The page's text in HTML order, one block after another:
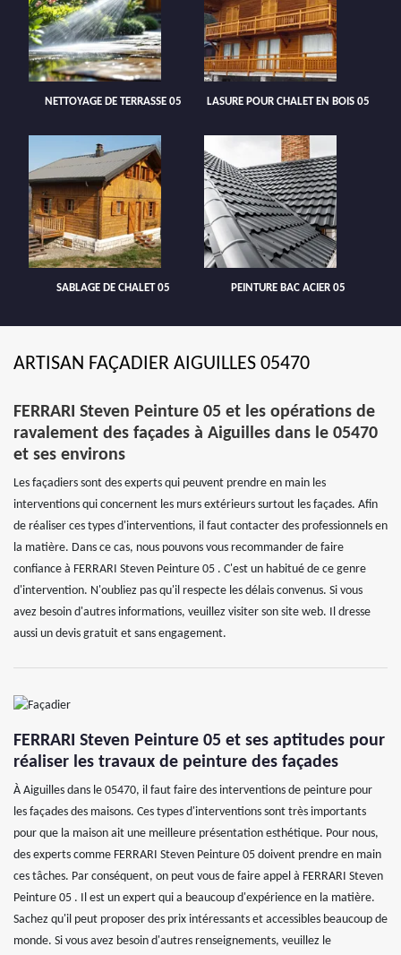
NETTOYAGE DE TERRASSE 05 LASURE POUR CHALET EN BOIS 05
SABLAGE DE CHALET 05 PEINTURE BAC ACIER 05
ARTISAN FAÇADIER AIGUILLES 05470
FERRARI Steven Peinture 05 et les opérations de
ravalement des façades à Aiguilles dans le 05470
et ses environs
Les façadiers sont des experts qui peuvent prendre en main les
interventions qui concernent les murs extérieurs surtout les façades. Afin
de réaliser ces types d'interventions, il faut contacter des professionnels en
la matière. Dans ce cas, nous pouvons vous recommander de faire
confiance à FERRARI Steven Peinture 05 . C'est un habitué de ce genre
d'intervention. N'oubliez pas qu'il respecte les délais convenus. Si vous
avez besoin d'autres informations, veuillez visiter son site web. Il dresse
aussi un devis gratuit et sans engagement.
FERRARI Steven Peinture 05 et ses aptitudes pour
réaliser les travaux de peinture des façades
À Aiguilles dans le 05470, il faut faire des interventions de peinture pour
les façades des maisons. Ces types d'interventions sont très importants
pour que la maison ait une meilleure présentation esthétique. Pour nous,
des experts comme FERRARI Steven Peinture 05 doivent prendre en main
ces tâches. Par conséquent, on peut vous de faire appel à FERRARI Steven
Peinture 05 . Il est un expert qui a beaucoup d'expérience en la matière.
Sachez qu'il peut proposer des prix intéressants et accessibles beaucoup de
monde. Si vous avez besoin d'autres renseignements, veuillez le